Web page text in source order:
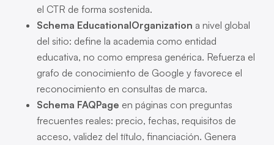
el CTR de forma sostenida.
Schema EducationalOrganization a nivel global
del sitio: define la academia como entidad
educativa, no como empresa genérica. Refuerza el
grafo de conocimiento de Google y favorece el
reconocimiento en consultas de marca.
Schema FAQPage en páginas con preguntas
frecuentes reales: precio, fechas, requisitos de
acceso, validez del título, financiación. Genera